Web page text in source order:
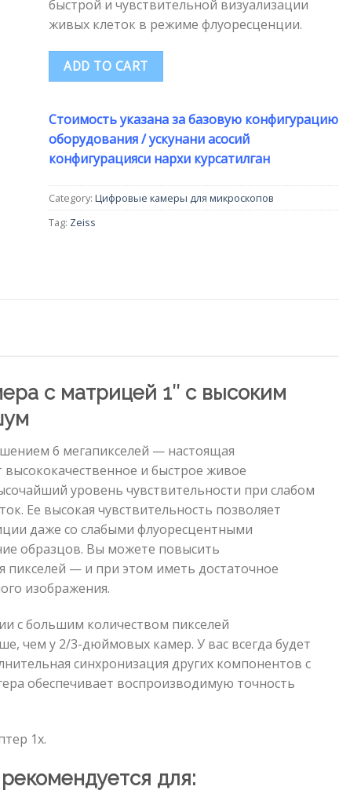
быстрой и чувствительной визуализации
живых клеток в режиме флуоресценции.
ADD TO CART
Стоимость указана за базовую конфигурацию
оборудования / ускунани асосий
конфигурацияси нархи курсатилган
Category: Цифровые камеры для микроскопов
Tag: Zeiss
с матрицей 1″ с высоким
6 мегапикселей — настоящая
и быстрое живое
уровень чувствительности при слабом
Ее высокая чувствительность позволяет
даже со слабыми флуоресцентными
образцов. Вы можете повысить
пикселей — и при этом иметь достаточное
изображения.
с большим количеством пикселей
чем у 2/3-дюймовых камер. У вас всегда будет
синхронизация других компонентов с
обеспечивает воспроизводимую точность
1х.
для: